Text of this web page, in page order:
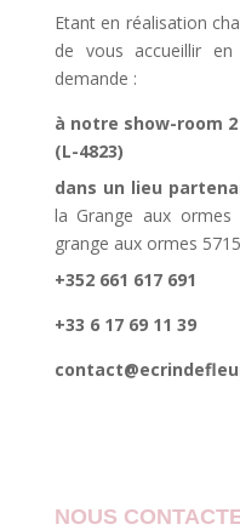
Etant en réalisation
de vous accueillir en
demande :
à notre show-room
(L-4823)
dans un lieu
la Grange aux
grange aux ormes
+352 661 617 691
+33 6 17 69 11 39
NOUS